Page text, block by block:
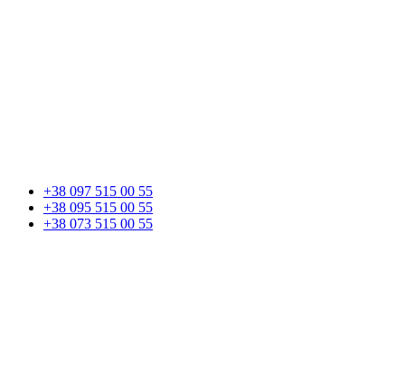
+38 097 515 00 55
+38 095 515 00 55
+38 073 515 00 55